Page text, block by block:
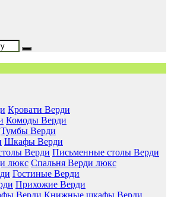
Кровати Верди
Комоды Верди
Тумбы Верди
Шкафы Верди
Письменные столы Верди
Спальня Верди люкс
Гостиные Верди
Прихожие Верди
Книжные шкафы Верди